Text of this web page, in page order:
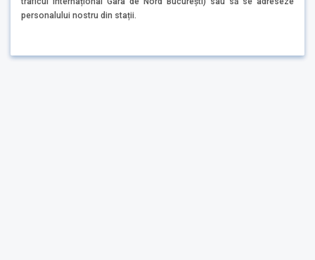
personalului nostru din stații.